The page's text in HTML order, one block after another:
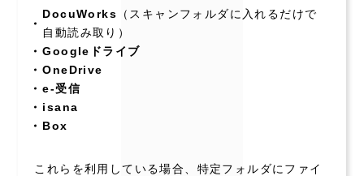
DocuWorks （スキャンフォルダに入れるだけで
自動読み取り）
Googleドライブ
OneDrive
e-受信
isana
Box
これらを利用している場合、特定フォルダにファイ